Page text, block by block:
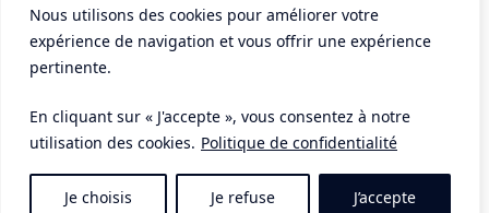
Nous utilisons des cookies pour améliorer votre
expérience de navigation et vous offrir une expérience
pertinente.
En cliquant sur « J'accepte », vous consentez à notre
utilisation des cookies. Politique de confidentialité
Je choisis Je refuse J’accepte
Place Aristide Briand - BP 28 34140 Mèze
Tél :04 67 18 30 30
Mail :
Mentions Légales